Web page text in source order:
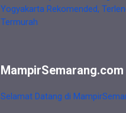
Yogyakarta Rekomended,
Termurah
MampirSemarang.com
Selamat Datang di